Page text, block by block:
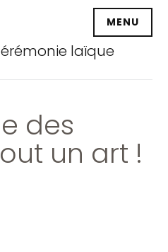
MENU
laïque
des
un art !